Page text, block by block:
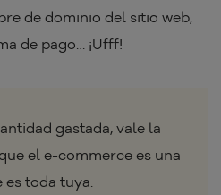
de dominio del sitio web,
de pago… ¡Ufff!
gastada, vale la
el e-commerce es una
toda tuya.